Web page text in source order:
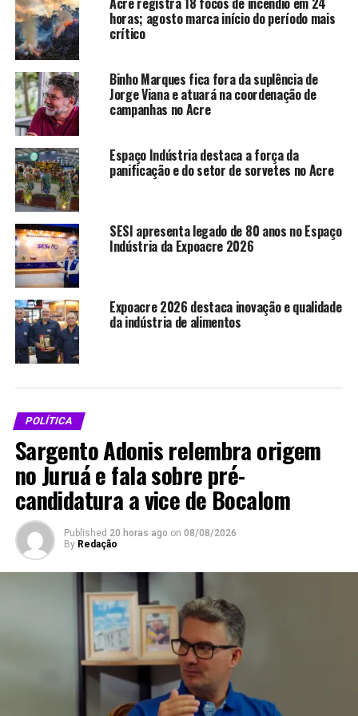
Compartilhe isso:
WhatsApp
Telegram
Relacionado
Comissão Especial da Aleac
discute regulamentação do
Código Florestal com órgãos
estaduais e federais
Pedro Longo propõe
Aleac discute continuidade
dos núcleos de saúde do
trabalhador
Em "Notícias"
RELATED TOPICS: ACRE ALEAC POLÍTICA
Edvaldo Magalhães defende convocação de aprovados no
concurso da Polícia Civil e reforça ações da Assembleia
horas; agosto marca início do período mais
crítico
Binho Marques fica fora da suplência de
Jorge Viana e atuará na coordenação de
campanhas no Acre
Espaço Indústria destaca a força da
panificação e do setor de sorvetes no Acre
SESI apresenta legado de 80 anos no Espaço
Indústria da Expoacre 2026
Expoacre 2026 destaca inovação e qualidade
da indústria de alimentos
POLÍTICA
Sargento Adonis relembra origem
no Juruá e fala sobre pré-
candidatura a vice de Bocalom
Published 20 horas ago on 08/08/2026
By Redação